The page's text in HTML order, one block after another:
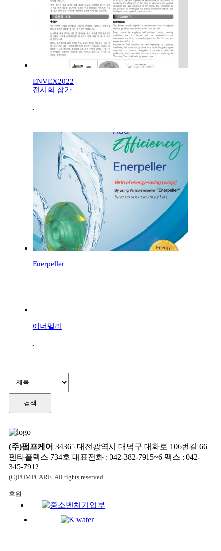
ENVEX2022
전시회 참가
Enerpeller
에너펠러
(주)펌프케어 34365 대전광역시 대덕구 대화로 106번길 66
펜타플렉스 734호 대표전화 : 042-382-7915~6 팩스 : 042-
345-7912
(C)PUMPCARE. All rights reserved.
후원